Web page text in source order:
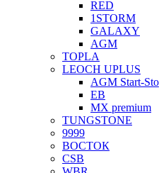
RED
1STORM
GALAXY
AGM
TOPLA
LEOCH UPLUS
AGM Start-
EB
MX premium
TUNGSTONE
9999
ВОСТОК
CSB